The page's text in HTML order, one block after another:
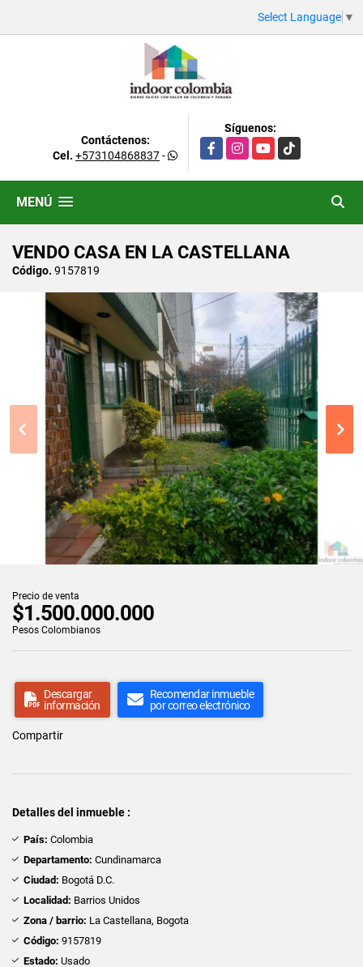
Select Language ▼
Contáctenos:
Cel. +573104868837-
Síguenos:
FacebookInstagramYouTubeTikTok
MENÚ
VENDO CASA EN LA CASTELLANA
Código. 9157819
Precio de venta
$1.500.000.000
Pesos Colombianos
Descargar
información
Recomendar inmueble
por correo electrónico
Compartir
Detalles del inmueble :
País: Colombia
Departamento: Cundinamarca
Ciudad: Bogotá D.C.
Localidad: Barrios Unidos
Zona / barrio: La Castellana, Bogota
Código: 9157819
Estado: Usado